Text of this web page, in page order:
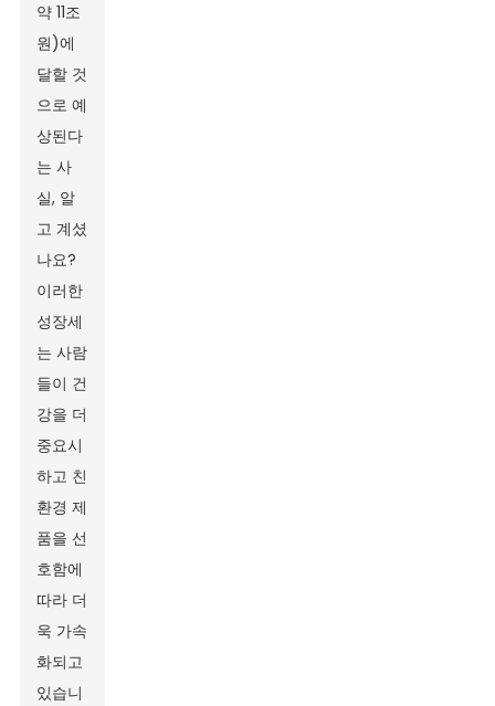
약 11조
원)에
달할 것
으로 예
상된다
는 사
실, 알
고 계셨
나요?
이러한
성장세
는 사람
들이 건
강을 더
중요시
하고 친
환경 제
품을 선
호함에
따라 더
욱 가속
화되고
있습니